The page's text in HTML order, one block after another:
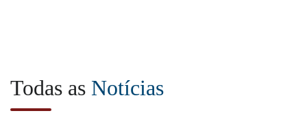
Todas as Notícias